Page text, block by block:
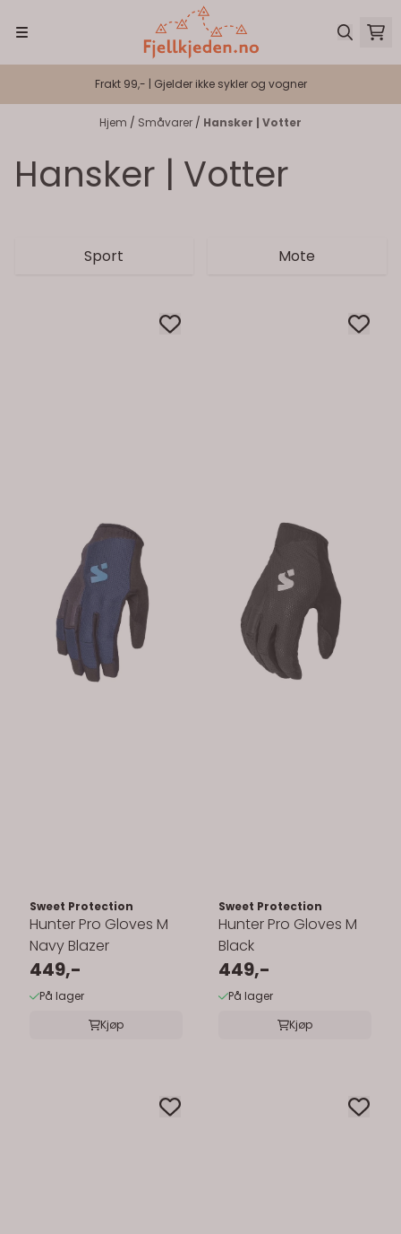
Frakt 99,- | Gjelder ikke sykler og vogner
Hjem / Småvarer / Hansker | Votter
Hansker | Votter
Sport Mote
Sweet Protection
Hunter Pro Gloves M
Navy Blazer
449,-
På lager
Kjøp
Sweet Protection
Hunter Pro Gloves M
Black
449,-
På lager
Kjøp